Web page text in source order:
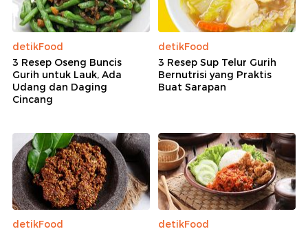
detikFood
3 Resep Oseng Buncis
Gurih untuk Lauk, Ada
Udang dan Daging
Cincang
detikFood
3 Resep Sup Telur Gurih
Bernutrisi yang Praktis
Buat Sarapan
detikFood
detikFood